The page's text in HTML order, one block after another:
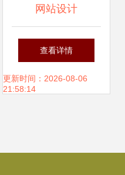
网站设计
查看详情
更新时间：2026-08-06
21:58:14